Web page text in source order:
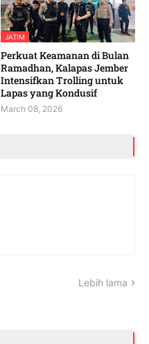
JATIM
Perkuat Keamanan di Bulan
Ramadhan, Kalapas Jember
Intensifkan Trolling untuk
Lapas yang Kondusif
March 08, 2026
Lebih lama